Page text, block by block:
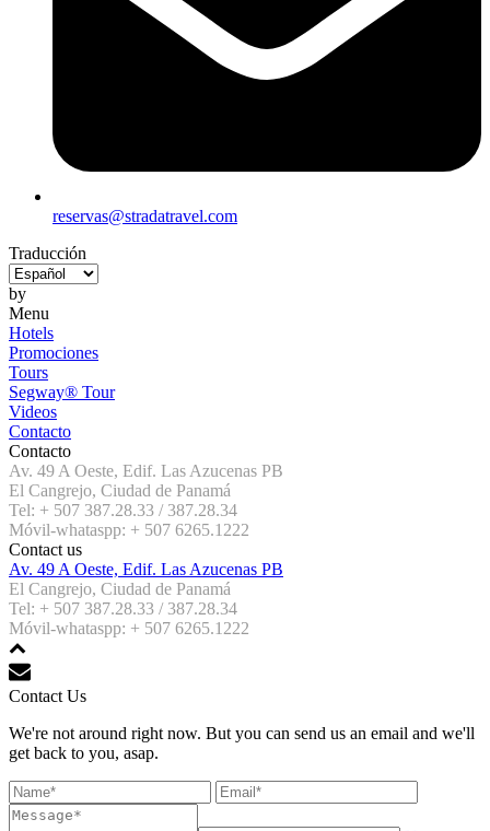
reservas@stradatravel.com
Traducción
by
Menu
Hotels
Promociones
Tours
Segway® Tour
Videos
Contacto
Contacto
Av. 49 A Oeste, Edif. Las Azucenas PB
El Cangrejo, Ciudad de Panamá
Tel: + 507 387.28.33 / 387.28.34
Móvil-whataspp: + 507 6265.1222
Contact us
Av. 49 A Oeste, Edif. Las Azucenas PB
El Cangrejo, Ciudad de Panamá
Tel: + 507 387.28.33 / 387.28.34
Móvil-whataspp: + 507 6265.1222
Contact Us
We're not around right now. But you can send us an email and we'll
get back to you, asap.